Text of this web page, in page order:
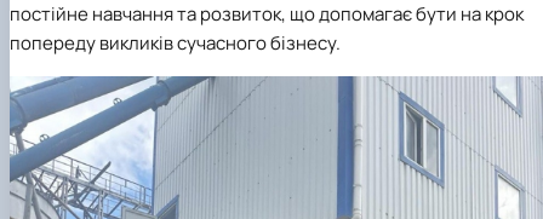
постійне навчання та розвиток, що допомагає бути на крок
попереду викликів сучасного бізнесу.